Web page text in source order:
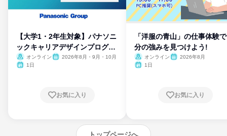
【大学1・2年生対象】パナソニ
ックキャリアデザインプログラ
ム
オンライン
2026年8月・9月・10月
1日
お気に入り
「洋服の青山」の仕事体験
分の強みを見つけよう!
オンライン
2026年8月
1日
お気に入り